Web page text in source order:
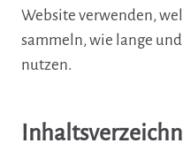
Website verwenden,
sammeln, wie lange
nutzen.